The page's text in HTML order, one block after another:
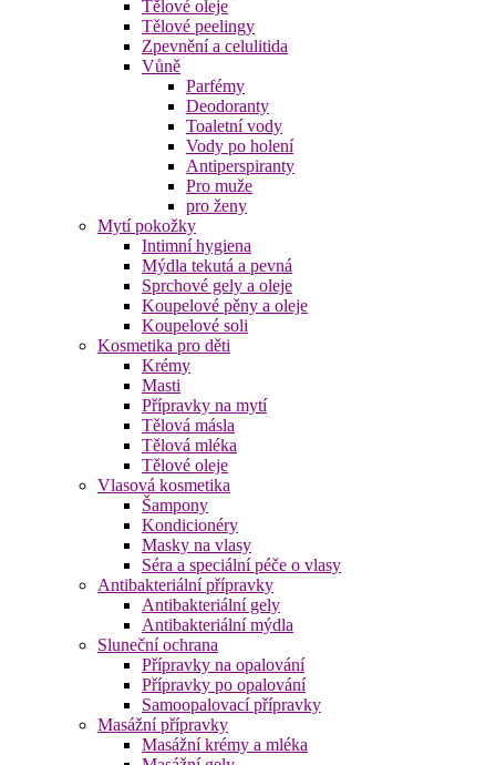
Tělové oleje
Tělové peelingy
Zpevnění a celulitida
Vůně
Parfémy
Deodoranty
Toaletní vody
Vody po holení
Antiperspiranty
Pro muže
pro ženy
Mytí pokožky
Intimní hygiena
Mýdla tekutá a pevná
Sprchové gely a oleje
Koupelové pěny a oleje
Koupelové soli
Kosmetika pro děti
Krémy
Masti
Přípravky na mytí
Tělová másla
Tělová mléka
Tělové oleje
Vlasová kosmetika
Šampony
Kondicionéry
Masky na vlasy
Séra a speciální péče o vlasy
Antibakteriální přípravky
Antibakteriální gely
Antibakteriální mýdla
Sluneční ochrana
Přípravky na opalování
Přípravky po opalování
Samoopalovací přípravky
Masážní přípravky
Masážní krémy a mléka